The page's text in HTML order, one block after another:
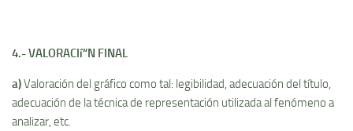
4.- VALORACIí“N FINAL
a)Valoración del gráfico como tal: legibilidad, adecuación del tí­tulo,
adecuación de la técnica de representación utilizada al fenómeno a
analizar, etc.